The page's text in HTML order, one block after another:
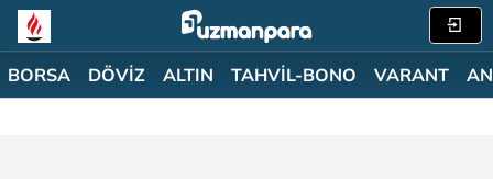
BORSA DÖVİZ ALTIN TAHVİL-BONO VARANT